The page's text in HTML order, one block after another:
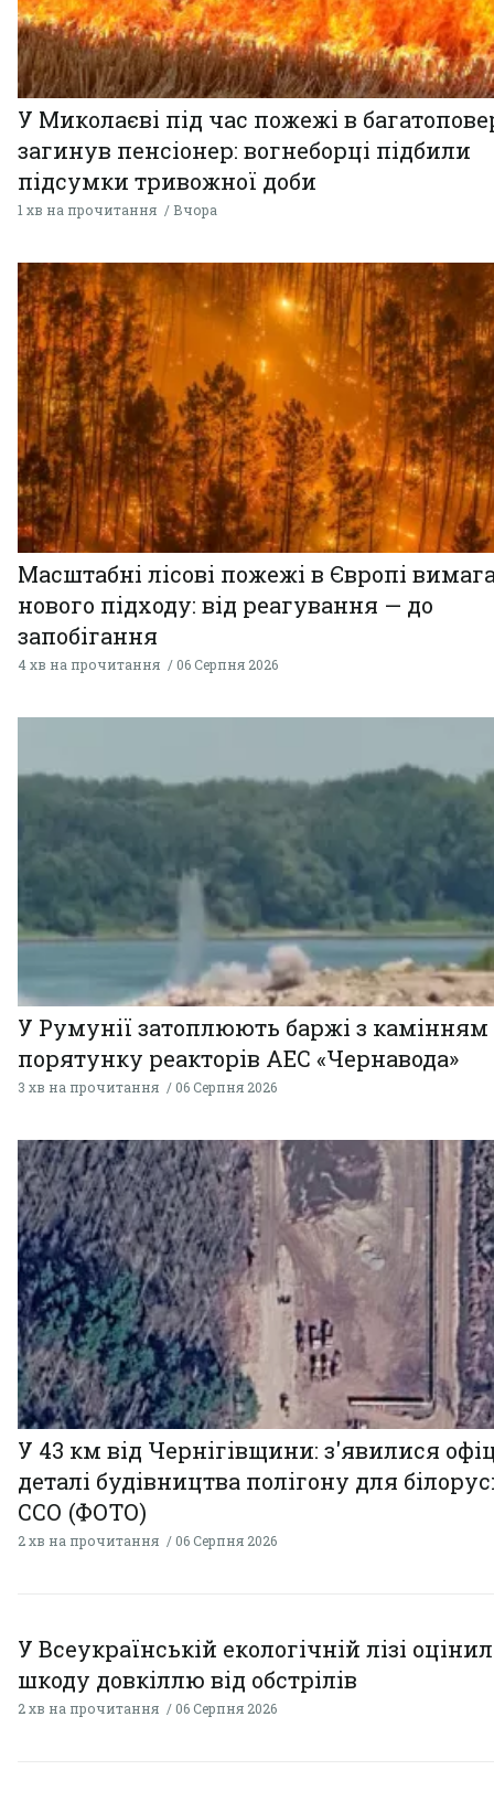
У Миколаєві під час пожежі в
загинув пенсіонер: вогнеборці підбили
підсумки тривожної доби
1 хв на прочитання Вчора
Масштабні лісові пожежі в Європі
нового підходу: від реагування — до
запобігання
4 хв на прочитання 06 Серпня 2026
У Румунії затоплюють баржі з
порятунку реакторів АЕС «Чернавода»
3 хв на прочитання 06 Серпня 2026
У 43 км від Чернігівщини: з'явилися
деталі будівництва полігону для
ССО (ФОТО)
2 хв на прочитання 06 Серпня 2026
У Всеукраїнській екологічній лізі
шкоду довкіллю від обстрілів
2 хв на прочитання 06 Серпня 2026